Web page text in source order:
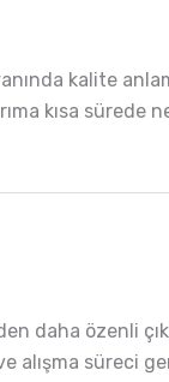
kalite
kısa sürede
daha özenli
alışma süreci